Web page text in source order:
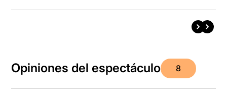
Opiniones del espectáculo 8